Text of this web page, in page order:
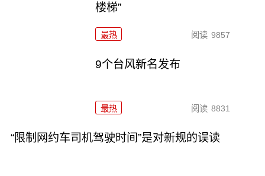
楼梯”
最热 阅读 9857
9个台风新名发布
最热 阅读 8831
“限制网约车司机驾驶时间”是对新规的误读